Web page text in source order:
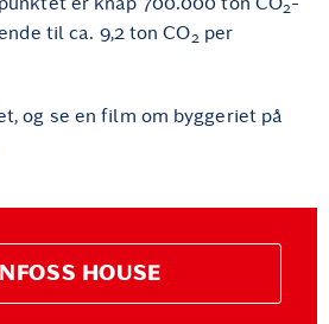
2
til ca. 9,2 ton CO2 per
og se en film om byggeriet på
HOUSE